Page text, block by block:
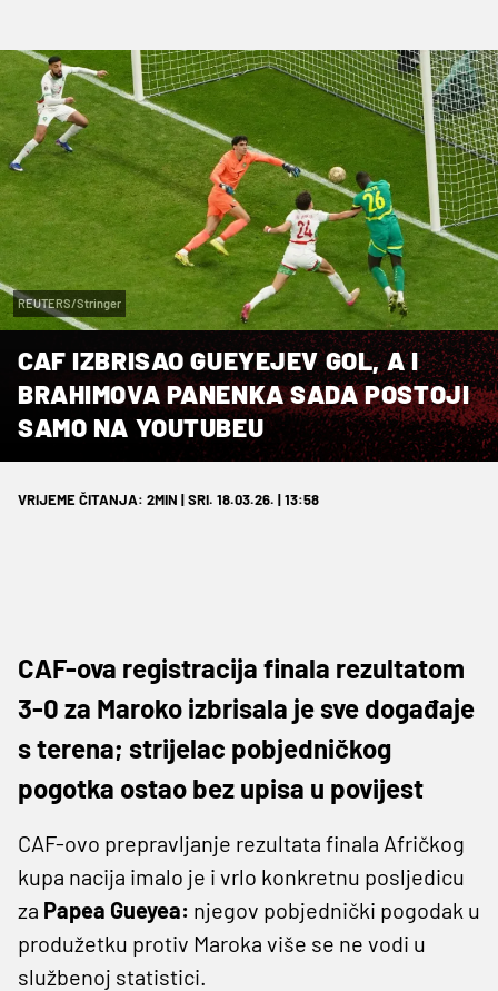
REUTERS/Stringer
CAF IZBRISAO GUEYEJEV GOL, A I
BRAHIMOVA PANENKA SADA POSTOJI
SAMO NA YOUTUBEU
VRIJEME ČITANJA: 2MIN | SRI. 18.03.26. | 13:58
CAF-ova registracija finala rezultatom
3-0 za Maroko izbrisala je sve događaje
s terena; strijelac pobjedničkog
pogotka ostao bez upisa u povijest
CAF-ovo prepravljanje rezultata finala Afričkog
kupa nacija imalo je i vrlo konkretnu posljedicu
za Papea Gueyea: njegov pobjednički pogodak u
produžetku protiv Maroka više se ne vodi u
službenoj statistici.